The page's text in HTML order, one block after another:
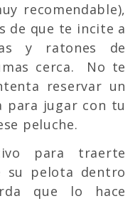
recomendable),
de que te incite a
y ratones de
cerca. No te
reservar un
para jugar con tu
peluche.
para traerte
su pelota dentro
que lo hace